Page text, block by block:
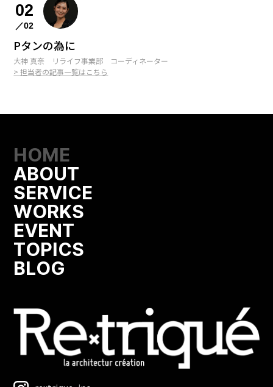
02
／02
Pタンの為に
大神 真奈 リライフ事業部 コーディネーター
> 担当者の記事一覧はこちら
HOME
ABOUT
SERVICE
WORKS
EVENT
TOPICS
BLOG